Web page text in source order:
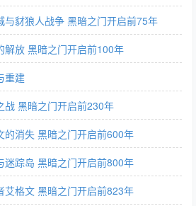
与豺狼人战争 黑暗之门开启前75年
解放 黑暗之门开启前100年
重建
战 黑暗之门开启前230年
的消失 黑暗之门开启前600年
迷踪岛 黑暗之门开启前800年
艾格文 黑暗之门开启前823年